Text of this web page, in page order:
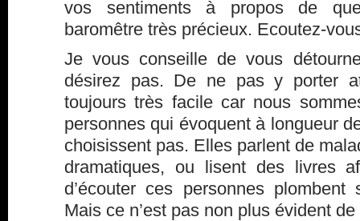
vos sentiments à propos de
baromêtre très précieux. Ecoutez-
Je vous conseille de vous
désirez pas. De ne pas y porter
toujours très facile car nous
personnes qui évoquent à longueur
choisissent pas. Elles parlent de
dramatiques, ou lisent des livres
d’écouter ces personnes plombent
Mais ce n’est pas non plus évident